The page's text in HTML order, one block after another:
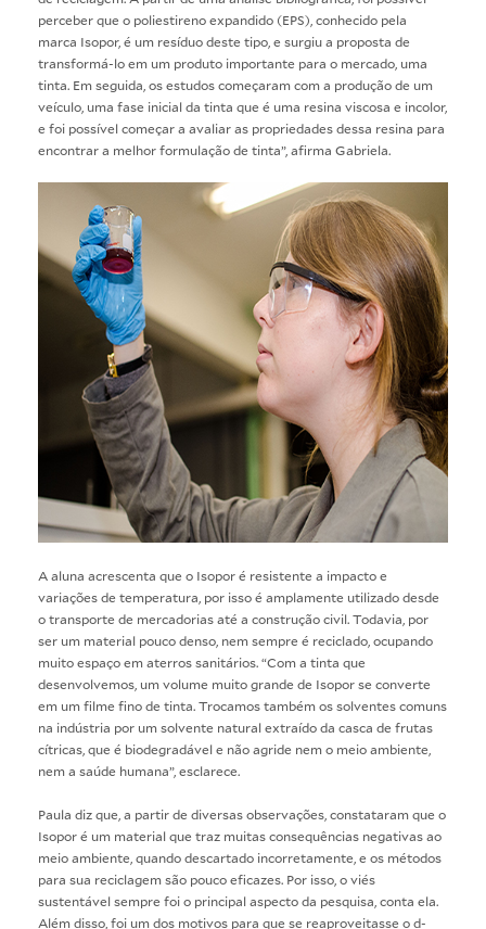
perceber que o poliestireno expandido (EPS), conhecido pela
marca Isopor, é um resíduo deste tipo, e surgiu a proposta de
transformá-lo em um produto importante para o mercado, uma
tinta. Em seguida, os estudos começaram com a produção de um
veículo, uma fase inicial da tinta que é uma resina viscosa e incolor,
e foi possível começar a avaliar as propriedades dessa resina para
encontrar a melhor formulação de tinta”, afirma Gabriela.
A aluna acrescenta que o Isopor é resistente a impacto e
variações de temperatura, por isso é amplamente utilizado desde
o transporte de mercadorias até a construção civil. Todavia, por
ser um material pouco denso, nem sempre é reciclado, ocupando
muito espaço em aterros sanitários. “Com a tinta que
desenvolvemos, um volume muito grande de Isopor se converte
em um filme fino de tinta. Trocamos também os solventes comuns
na indústria por um solvente natural extraído da casca de frutas
cítricas, que é biodegradável e não agride nem o meio ambiente,
nem a saúde humana”, esclarece.
Paula diz que, a partir de diversas observações, constataram que o
Isopor é um material que traz muitas consequências negativas ao
meio ambiente, quando descartado incorretamente, e os métodos
para sua reciclagem são pouco eficazes. Por isso, o viés
sustentável sempre foi o principal aspecto da pesquisa, conta ela.
Além disso, foi um dos motivos para que se reaproveitasse o d-